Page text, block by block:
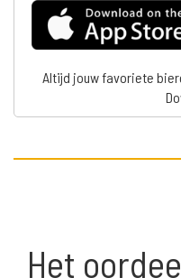
Altijd jouw favoriete
Het